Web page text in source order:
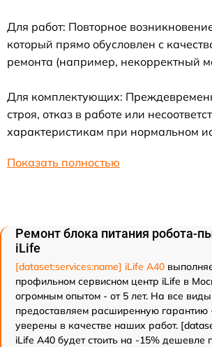
Для работ: Повторное
который прямо обусловлен с
ремонта (например, некорректный
Для комплектующих:
строя, отказ в работе или
характеристикам при нормальном
Показать полностью
Ремонт блока питания робота-
iLife
[dataset:services:name] iLife A40
профильном сервисном центр iLife в
огромным опытом - от 5 лет. На все
предоставляем расширенную гарантию
уверены в качестве наших работ.
iLife A40 будет стоить на -15% дешевле